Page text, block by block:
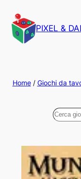
PIXEL &
Home/ Giochi da
Cerca